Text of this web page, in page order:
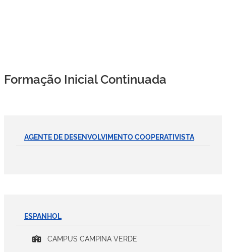
Formação Inicial Continuada
AGENTE DE DESENVOLVIMENTO COOPERATIVISTA
ESPANHOL
CAMPUS CAMPINA VERDE